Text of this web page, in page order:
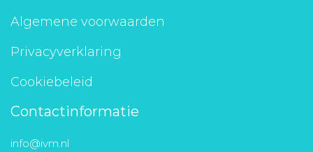
Algemene voorwaarden
Privacyverklaring
Cookiebeleid
Contactinformatie
info@ivm.nl